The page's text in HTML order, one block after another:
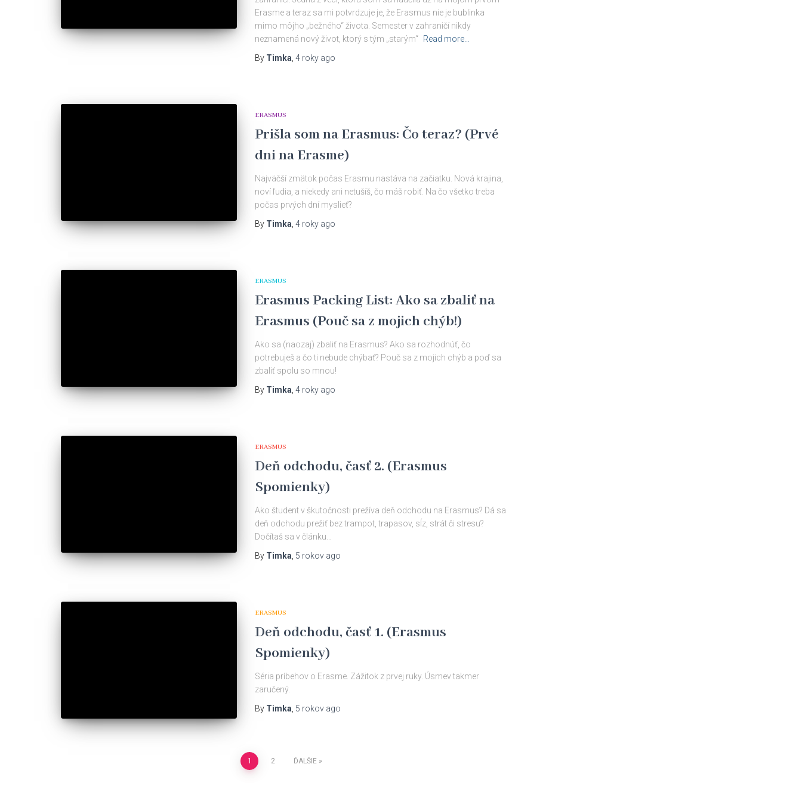
Erasme a teraz sa mi potvrdzuje je, že Erasmus nie je bublinka
mimo môjho „bežného“ života. Semester v zahraničí nikdy
neznamená nový život, ktorý s tým „starým“ Read more…
By Timka 4 roky ago
ERASMUS
Prišla som na Erasmus: Čo teraz? (Prvé
dni na Erasme)
Najväčší zmätok počas Erasmu nastáva na začiatku. Nová krajina,
noví ľudia, a niekedy ani netušíš, čo máš robiť. Na čo všetko treba
počas prvých dní myslieť?
By Timka 4 roky ago
ERASMUS
Erasmus Packing List: Ako sa zbaliť na
Erasmus (Pouč sa z mojich chýb!)
Ako sa (naozaj) zbaliť na Erasmus? Ako sa rozhodnúť, čo
potrebuješ a čo ti nebude chýbať? Pouč sa z mojich chýb a poď sa
zbaliť spolu so mnou!
By Timka 4 roky ago
ERASMUS
Deň odchodu, časť 2. (Erasmus
Spomienky)
Ako študent v škutočnosti prežíva deň odchodu na Erasmus? Dá sa
deň odchodu prežiť bez trampot, trapasov, sĺz, strát či stresu?
Dočítaš sa v článku…
By Timka 5 rokov ago
ERASMUS
Deň odchodu, časť 1. (Erasmus
Spomienky)
Séria príbehov o Erasme. Zážitok z prvej ruky. Úsmev takmer
zaručený.
By Timka 5 rokov ago
1 2 ĎALŠIE